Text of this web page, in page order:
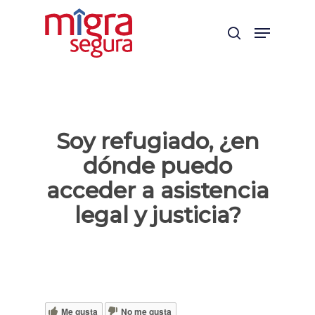
search
Menu
Soy refugiado, ¿en
dónde puedo
acceder a asistencia
legal y justicia?
Me gusta No me gusta